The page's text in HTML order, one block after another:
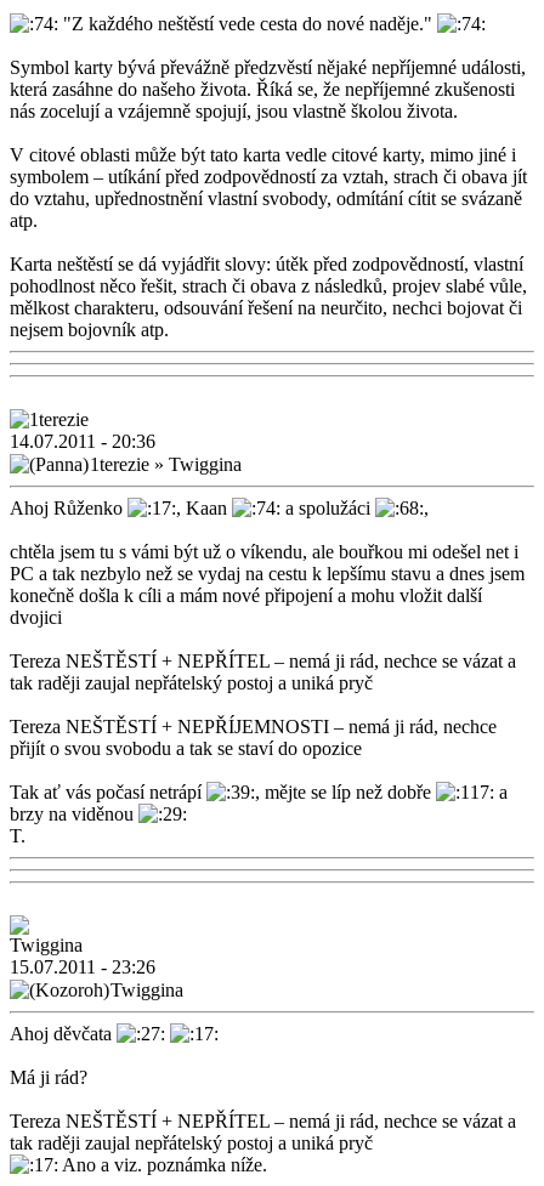
"Z každého neštěstí vede cesta do nové naděje."
Symbol karty bývá převážně předzvěstí nějaké nepříjemné události,
která zasáhne do našeho života. Říká se, že nepříjemné zkušenosti
nás zocelují a vzájemně spojují, jsou vlastně školou života.
V citové oblasti může být tato karta vedle citové karty, mimo jiné i
symbolem – utíkání před zodpovědností za vztah, strach či obava jít
do vztahu, upřednostnění vlastní svobody, odmítání cítit se svázaně
atp.
Karta neštěstí se dá vyjádřit slovy: útěk před zodpovědností, vlastní
pohodlnost něco řešit, strach či obava z následků, projev slabé vůle,
mělkost charakteru, odsouvání řešení na neurčito, nechci bojovat či
nejsem bojovník atp.
14.07.2011 - 20:36
1terezie » Twiggina
Ahoj Růženko , Kaan a spolužáci ,
chtěla jsem tu s vámi být už o víkendu, ale bouřkou mi odešel net i
PC a tak nezbylo než se vydaj na cestu k lepšímu stavu a dnes jsem
konečně došla k cíli a mám nové připojení a mohu vložit další
dvojici
Tereza NEŠTĚSTÍ + NEPŘÍTEL – nemá ji rád, nechce se vázat a
tak raději zaujal nepřátelský postoj a uniká pryč
Tereza NEŠTĚSTÍ + NEPŘÍJEMNOSTI – nemá ji rád, nechce
přijít o svou svobodu a tak se staví do opozice
Tak ať vás počasí netrápí , mějte se líp než dobře
a
brzy na viděnou
T.
15.07.2011 - 23:26
Twiggina
Ahoj děvčata
Má ji rád?
Tereza NEŠTĚSTÍ + NEPŘÍTEL – nemá ji rád, nechce se vázat a
tak raději zaujal nepřátelský postoj a uniká pryč
Ano a viz. poznámka níže.